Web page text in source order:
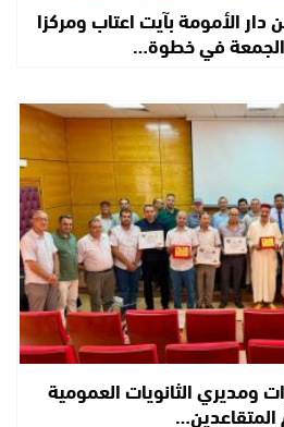
الأمومة بآيت اعتاب ومركزا
في خطوة…
ومديري الثانويات العمومية